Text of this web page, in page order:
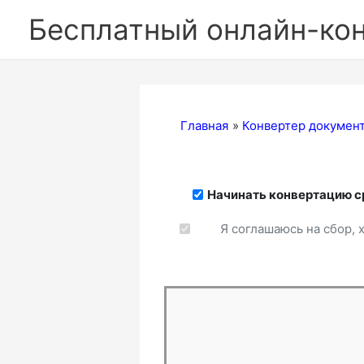
содержимому
Бесплатный онлайн-
Главная Конвертер
Начинать конвертацию
Я соглашаюсь на сбор,